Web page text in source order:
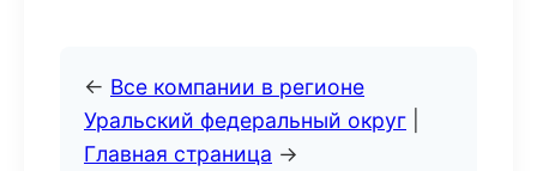
← Все компании в регионе
Уральский федеральный округ
Главная страница →